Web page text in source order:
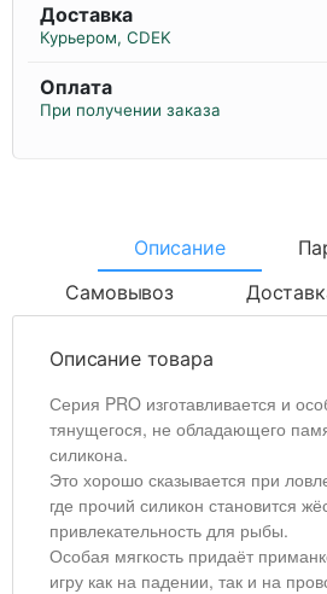
Доставка
Курьером, CDEK
Оплата
При получении заказа
Описание
Самовывоз
Описание товара
Серия PRO изготавливается и
тянущегося, не обладающего
силикона.
Это хорошо сказывается при
где прочий силикон становится
привлекательность для рыбы.
Особая мягкость придаёт
игру как на падении, так и на